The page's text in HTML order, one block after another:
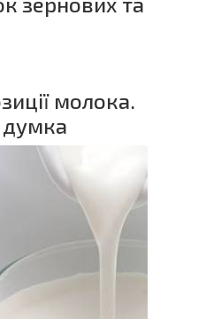
молока.